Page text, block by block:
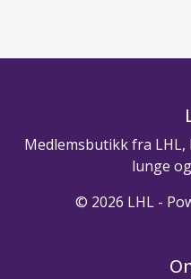
Medlemsbutikk fra
lunge
© 2026 LHL -